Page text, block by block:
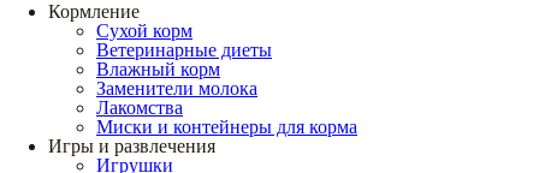
Кормление
Сухой корм
Ветеринарные диеты
Влажный корм
Заменители молока
Лакомства
Миски и контейнеры для корма
Игры и развлечения
Игрушки